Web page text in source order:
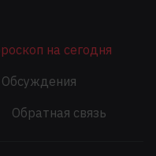
на сегодня
Обсуждения
Обратная связь